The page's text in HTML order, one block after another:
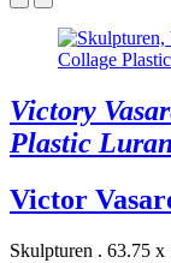
Victory
Plastic
Victor
Skulpturen . 63.75 x